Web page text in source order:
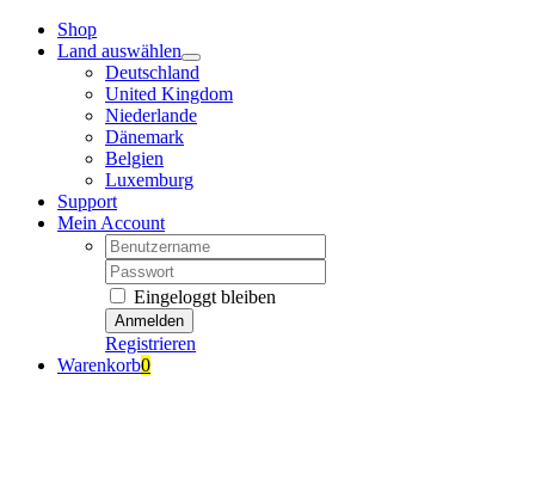
Zum
Inhalt
Shop
Land auswählen
Deutschland
United Kingdom
Niederlande
Dänemark
Belgien
Luxemburg
Support
Mein Account
Nutzername:
Passwort:
Eingeloggt bleiben
Registrieren
Warenkorb0